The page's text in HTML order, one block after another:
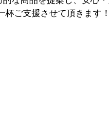
杯ご支援させて頂きます